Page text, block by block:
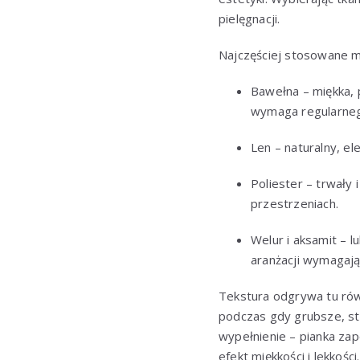
pielęgnacji.
Najczęściej stosowane
Bawełna –
wymaga
Len – naturalny,
Poliester – trwały
przestrzeniach.
Welur i aksamit –
aranżacji
Tekstura odgrywa tu
podczas gdy grubsze,
wypełnienie – pianka
efekt miękkości i